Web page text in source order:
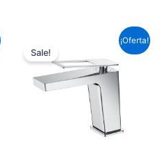
¡Oferta!
Sale!
original
era:
99,22 €.
precio
es:
73,45 €.